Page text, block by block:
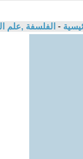
- الفلسفة ,علم